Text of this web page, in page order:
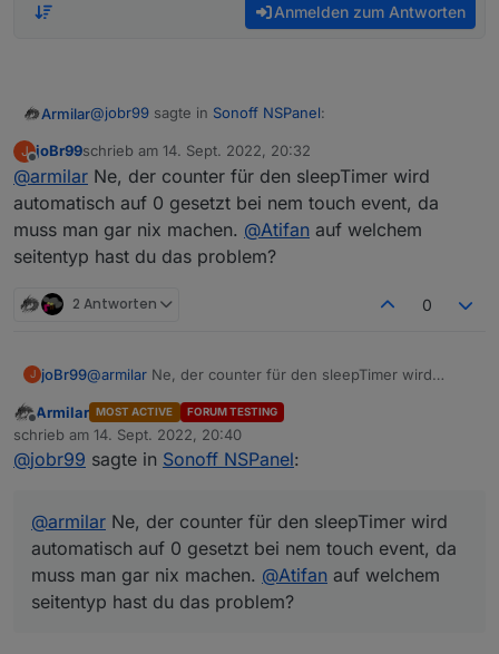
Anmelden zum Antworten
Armilar@jobr99 sagte in Sonoff NSPanel:
@ armilarDer timeout bzw. das Event davon
kommt ja von der Firmware, da kannst du im
Backend nicht viel dran machen, allerdings sollte
der counter für den timeout bei einem touch
event wieder von vorn beginnen.
Ja eben, was ist das für eine Message --> "wake"?
Sollte die das hinbekommen?
J
Offline
joBr99schrieb am 14. Sept. 2022, 20:32
zuletzt editiert von
@armilar Ne, der counter für den sleepTimer wird
automatisch auf 0 gesetzt bei nem touch event, da
muss man gar nix machen. @Atifan auf welchem
seitentyp hast du das problem?
2 Antworten 0
J joBr99@armilar Ne, der counter für den sleepTimer wird
muss man gar nix machen.@
seitentyp hast du das problem?
Offline
Armilar MOST ACTIVE FORUM TESTING
schrieb am 14. Sept. 2022, 20:40
zuletzt editiert von
@jobr99 sagte in Sonoff NSPanel:
@armilar Ne, der counter für den sleepTimer wird
automatisch auf 0 gesetzt bei nem touch event, da
muss man gar nix machen. @Atifan auf welchem
seitentyp hast du das problem?